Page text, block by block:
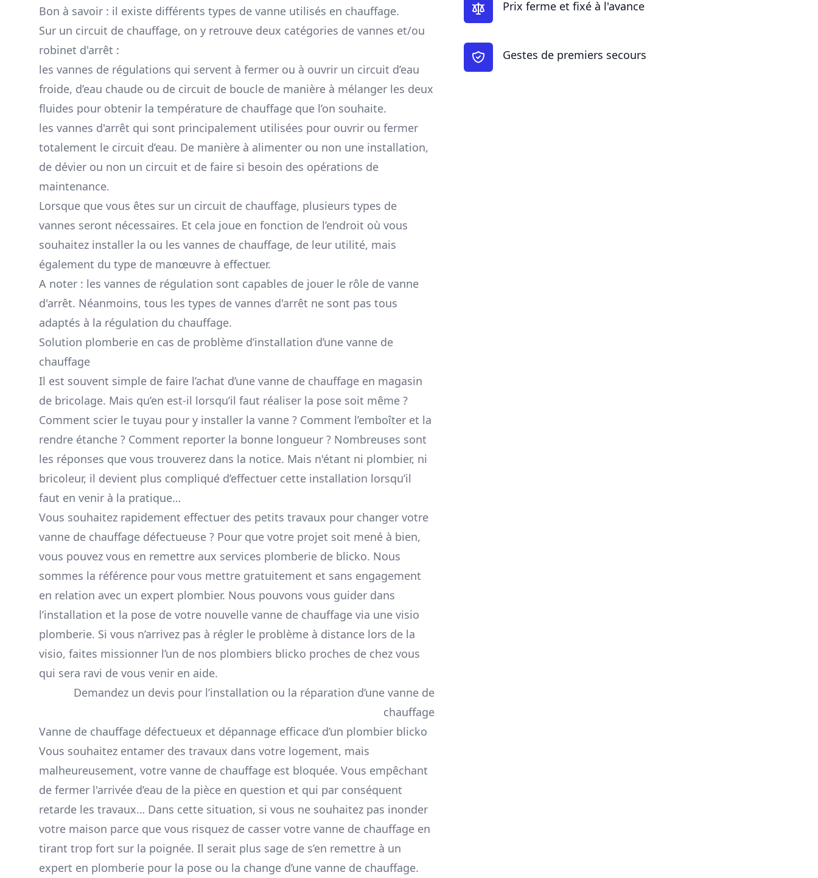
Bon à savoir : il existe différents types de vanne utilisés en chauffage.
Sur un circuit de chauffage, on y retrouve deux catégories de vannes et/ou
robinet d'arrêt :
les vannes de régulations qui servent à fermer ou à ouvrir un circuit d’eau
froide, d’eau chaude ou de circuit de boucle de manière à mélanger les deux
fluides pour obtenir la température de chauffage que l’on souhaite.
les vannes d'arrêt qui sont principalement utilisées pour ouvrir ou fermer
totalement le circuit d’eau. De manière à alimenter ou non une installation,
de dévier ou non un circuit et de faire si besoin des opérations de
maintenance.
Lorsque que vous êtes sur un circuit de chauffage, plusieurs types de
vannes seront nécessaires. Et cela joue en fonction de l’endroit où vous
souhaitez installer la ou les vannes de chauffage, de leur utilité, mais
également du type de manœuvre à effectuer.
A noter : les vannes de régulation sont capables de jouer le rôle de vanne
d'arrêt. Néanmoins, tous les types de vannes d'arrêt ne sont pas tous
adaptés à la régulation du chauffage.
Solution plomberie en cas de problème d’installation d’une vanne de
chauffage
Il est souvent simple de faire l’achat d’une vanne de chauffage en magasin
de bricolage. Mais qu’en est-il lorsqu’il faut réaliser la pose soit même ?
Comment scier le tuyau pour y installer la vanne ? Comment l’emboîter et la
rendre étanche ? Comment reporter la bonne longueur ? Nombreuses sont
les réponses que vous trouverez dans la notice. Mais n'étant ni plombier, ni
bricoleur, il devient plus compliqué d’effectuer cette installation lorsqu’il
faut en venir à la pratique…
Vous souhaitez rapidement effectuer des petits travaux pour changer votre
vanne de chauffage défectueuse ? Pour que votre projet soit mené à bien,
vous pouvez vous en remettre aux services plomberie de blicko. Nous
sommes la référence pour vous mettre gratuitement et sans engagement
en relation avec un expert plombier. Nous pouvons vous guider dans
l’installation et la pose de votre nouvelle vanne de chauffage via une visio
plomberie. Si vous n’arrivez pas à régler le problème à distance lors de la
visio, faites missionner l’un de nos plombiers blicko proches de chez vous
qui sera ravi de vous venir en aide.
Demandez un devis pour l’installation ou la réparation d’une vanne de
chauffage
Vanne de chauffage défectueux et dépannage efficace d’un plombier blicko
Vous souhaitez entamer des travaux dans votre logement, mais
malheureusement, votre vanne de chauffage est bloquée. Vous empêchant
de fermer l'arrivée d’eau de la pièce en question et qui par conséquent
retarde les travaux… Dans cette situation, si vous ne souhaitez pas inonder
votre maison parce que vous risquez de casser votre vanne de chauffage en
tirant trop fort sur la poignée. Il serait plus sage de s’en remettre à un
expert en plomberie pour la pose ou la change d’une vanne de chauffage.
Prix ferme et fixé à l'avance
Gestes de premiers secours